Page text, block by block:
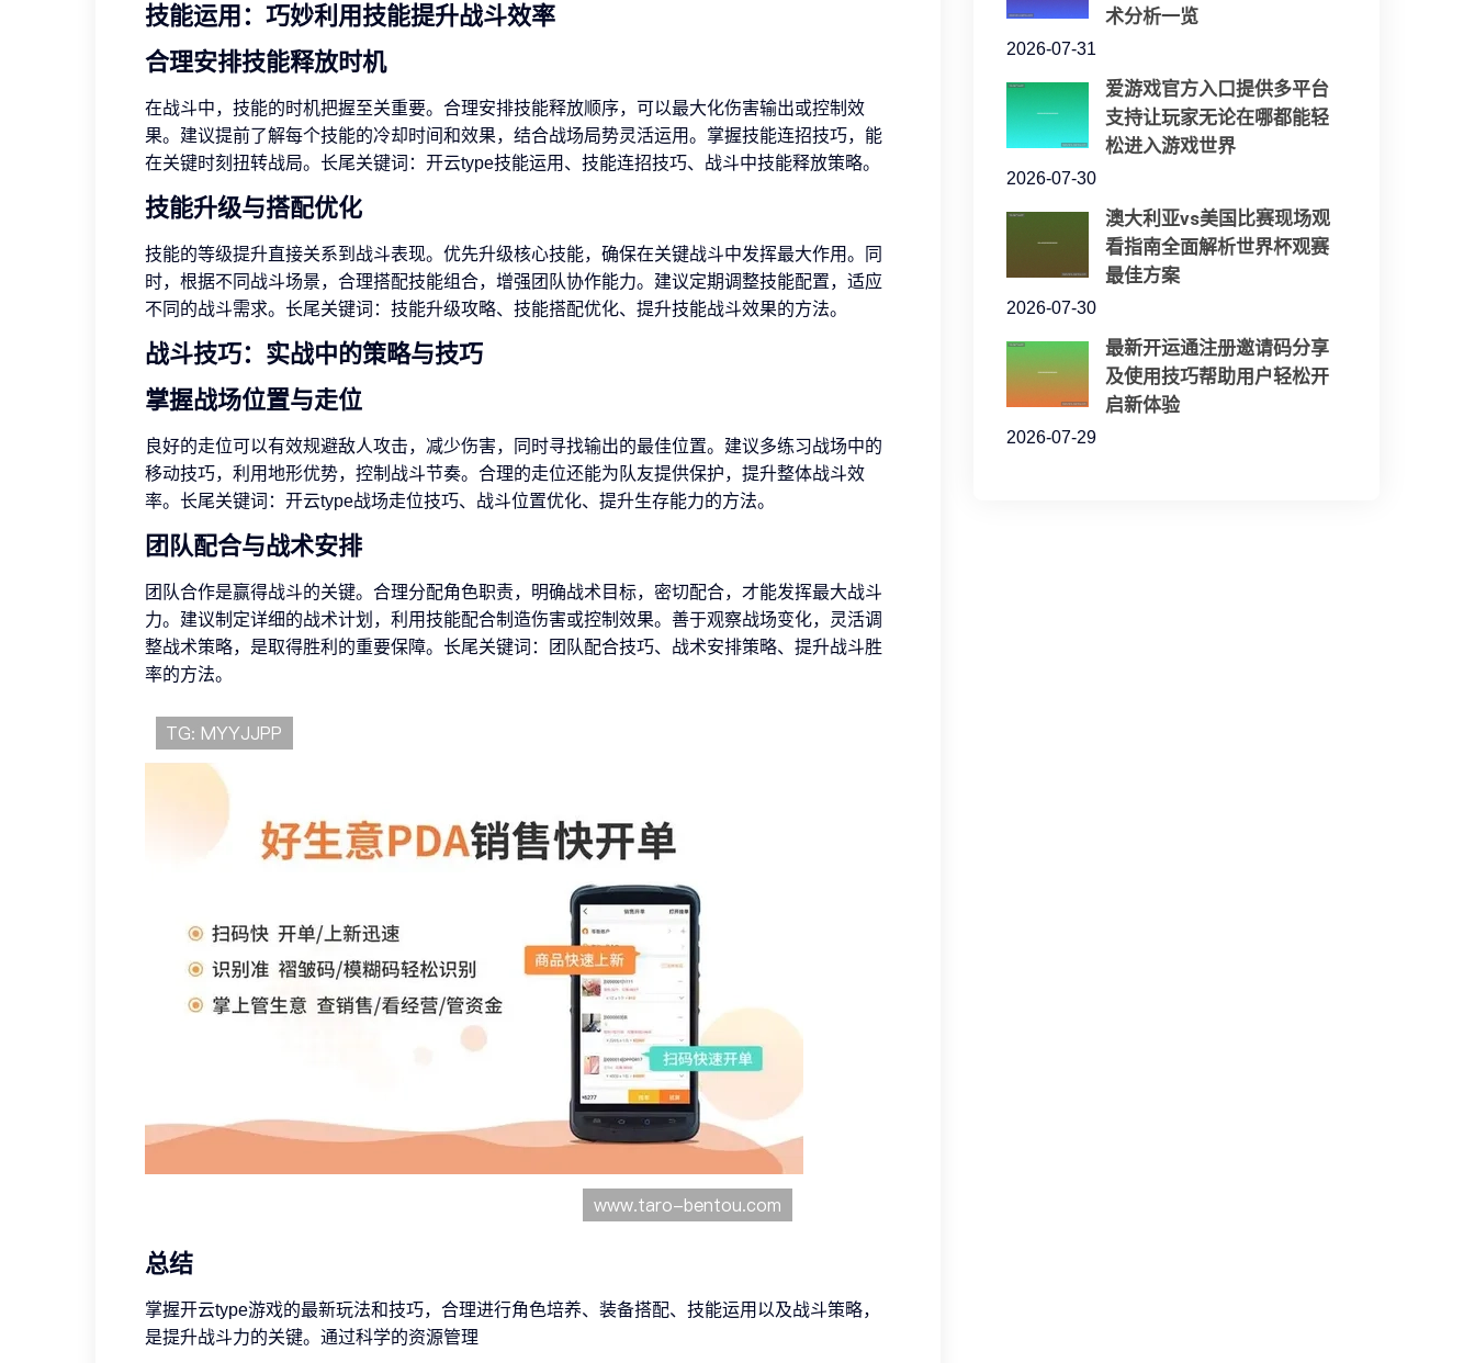
技能运用：巧妙利用技能提升战斗效率
合理安排技能释放时机
在战斗中，技能的时机把握至关重要。合理安排技能释放顺序，可以最大化伤害输出或控制效
果。建议提前了解每个技能的冷却时间和效果，结合战场局势灵活运用。掌握技能连招技巧，能
在关键时刻扭转战局。长尾关键词：开云type技能运用、技能连招技巧、战斗中技能释放策略。
技能升级与搭配优化
技能的等级提升直接关系到战斗表现。优先升级核心技能，确保在关键战斗中发挥最大作用。同
时，根据不同战斗场景，合理搭配技能组合，增强团队协作能力。建议定期调整技能配置，适应
不同的战斗需求。长尾关键词：技能升级攻略、技能搭配优化、提升技能战斗效果的方法。
战斗技巧：实战中的策略与技巧
掌握战场位置与走位
良好的走位可以有效规避敌人攻击，减少伤害，同时寻找输出的最佳位置。建议多练习战场中的
移动技巧，利用地形优势，控制战斗节奏。合理的走位还能为队友提供保护，提升整体战斗效
率。长尾关键词：开云type战场走位技巧、战斗位置优化、提升生存能力的方法。
团队配合与战术安排
团队合作是赢得战斗的关键。合理分配角色职责，明确战术目标，密切配合，才能发挥最大战斗
力。建议制定详细的战术计划，利用技能配合制造伤害或控制效果。善于观察战场变化，灵活调
整战术策略，是取得胜利的重要保障。长尾关键词：团队配合技巧、战术安排策略、提升战斗胜
率的方法。
总结
掌握开云type游戏的最新玩法和技巧，合理进行角色培养、装备搭配、技能运用以及战斗策略，
是提升战斗力的关键。通过科学的资源管理
术分析一览
2026-07-31
爱游戏官方入口提供多平台
支持让玩家无论在哪都能轻
松进入游戏世界
2026-07-30
澳大利亚vs美国比赛现场观
看指南全面解析世界杯观赛
最佳方案
2026-07-30
最新开运通注册邀请码分享
及使用技巧帮助用户轻松开
启新体验
2026-07-29